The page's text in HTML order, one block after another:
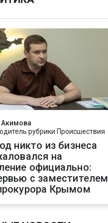
рубрики Происшествия
никто из бизнеса
на
официально:
с заместителем
Крымом